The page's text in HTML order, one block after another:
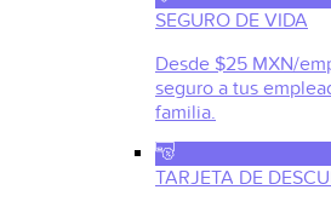
SEGURO DE VIDA
Desde $25 MXN/
seguro a tus
familia.
TARJETA DE